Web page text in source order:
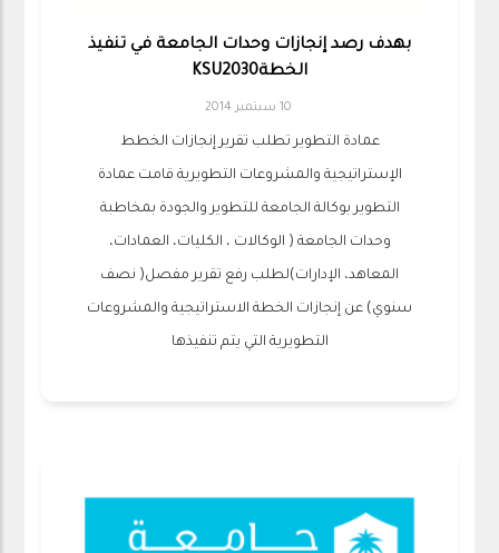
بهدف رصد إنجازات وحدات الجامعة في تنفيذ
الخطةKSU2030
10 سبتمبر 2014
عمادة التطوير تطلب تقرير إنجازات الخطط
الإستراتيجية والمشروعات التطويرية قامت عمادة
التطوير بوكالة الجامعة للتطوير والجودة بمخاطبة
وحدات الجامعة ( الوكالات ، الكليات، العمادات،
المعاهد، الإدارات)لطلب رفع تقرير مفصل( نصف
سنوي) عن إنجازات الخطة الاستراتيجية والمشروعات
التطويرية التي يتم تنفيذها